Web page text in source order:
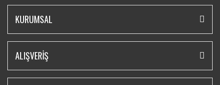
KURUMSAL
ALIŞVERİŞ